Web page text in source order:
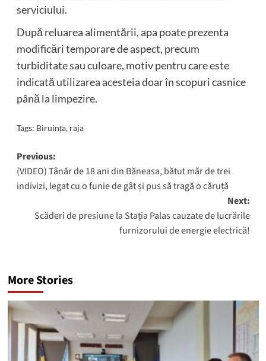
serviciului.
După reluarea alimentării, apa poate prezenta
modificări temporare de aspect, precum
turbiditate sau culoare, motiv pentru care este
indicată utilizarea acesteia doar în scopuri casnice
până la limpezire.
Tags: Biruința, raja
Post
navigation
Previous:
(VIDEO) Tânăr de 18 ani din Băneasa, bătut măr de trei
indivizi, legat cu o funie de gât și pus să tragă o căruță
Next:
Scăderi de presiune la Stația Palas cauzate de lucrările
furnizorului de energie electrică!
More Stories